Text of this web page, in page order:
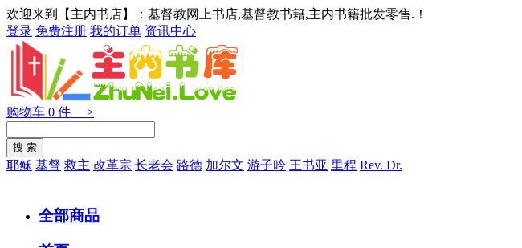
欢迎来到【主内书店】：基督教网上书店,基督教书籍,主内书籍批发零售.！
登录 免费注册 我的订单 资讯中心
购物车 0 件 >
耶稣 基督 救主 改革宗 长老会 路德 加尔文 游子吟 王书亚 里程 Rev. Dr.
全部商品